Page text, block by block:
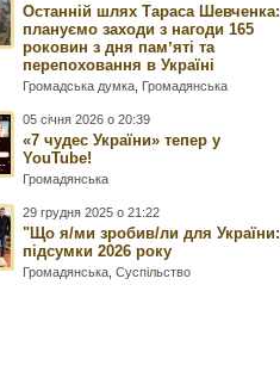
Останній шлях Тараса Шевченка:
плануємо заходи з нагоди 165
роковин з дня памʼяті та
перепоховання в Україні
Громадська думка Громадянська
05 січня 2026 о 20:39
«7 чудес України» тепер у
YouTube!
Громадянська
29 грудня 2025 о 21:22
"Що я/ми зробив/ли для України:
підсумки 2026 року
Громадянська ,Суспільство